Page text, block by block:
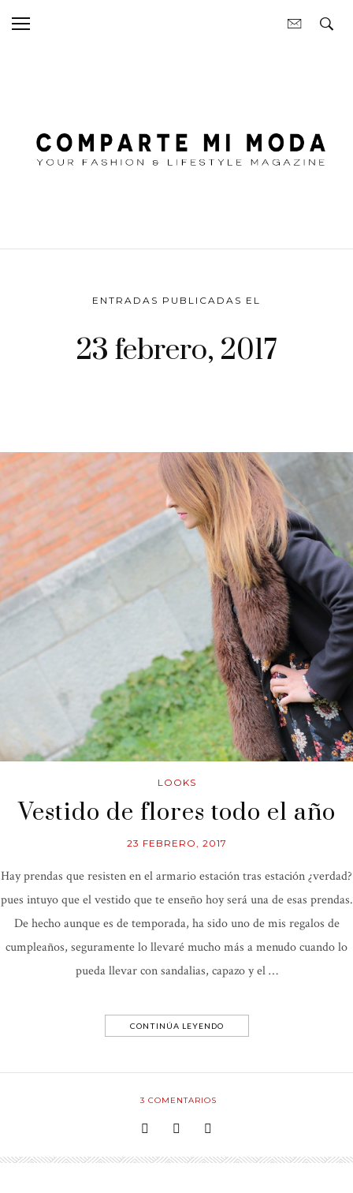
ENTRADAS PUBLICADAS EL
23 febrero, 2017
LOOKS
Vestido de flores todo el año
23 FEBRERO, 2017
Hay prendas que resisten en el armario estación tras estación ¿verdad?
pues intuyo que el vestido que te enseño hoy será una de esas prendas.
De hecho aunque es de temporada, ha sido uno de mis regalos de
cumpleaños, seguramente lo llevaré mucho más a menudo cuando lo
pueda llevar con sandalias, capazo y el …
CONTINÚA LEYENDO
3 COMENTARIOS